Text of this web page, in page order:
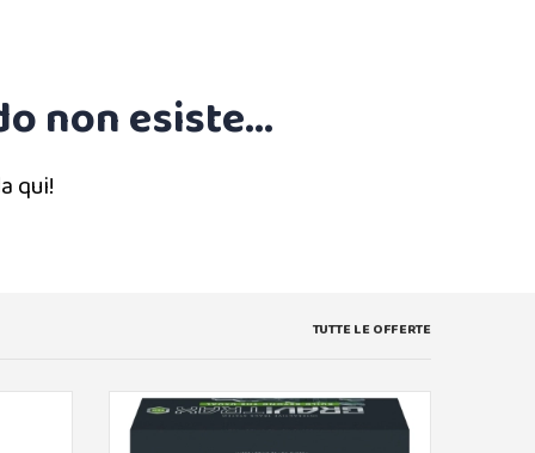
non esiste...
qui!
TUTTE LE OFFERTE